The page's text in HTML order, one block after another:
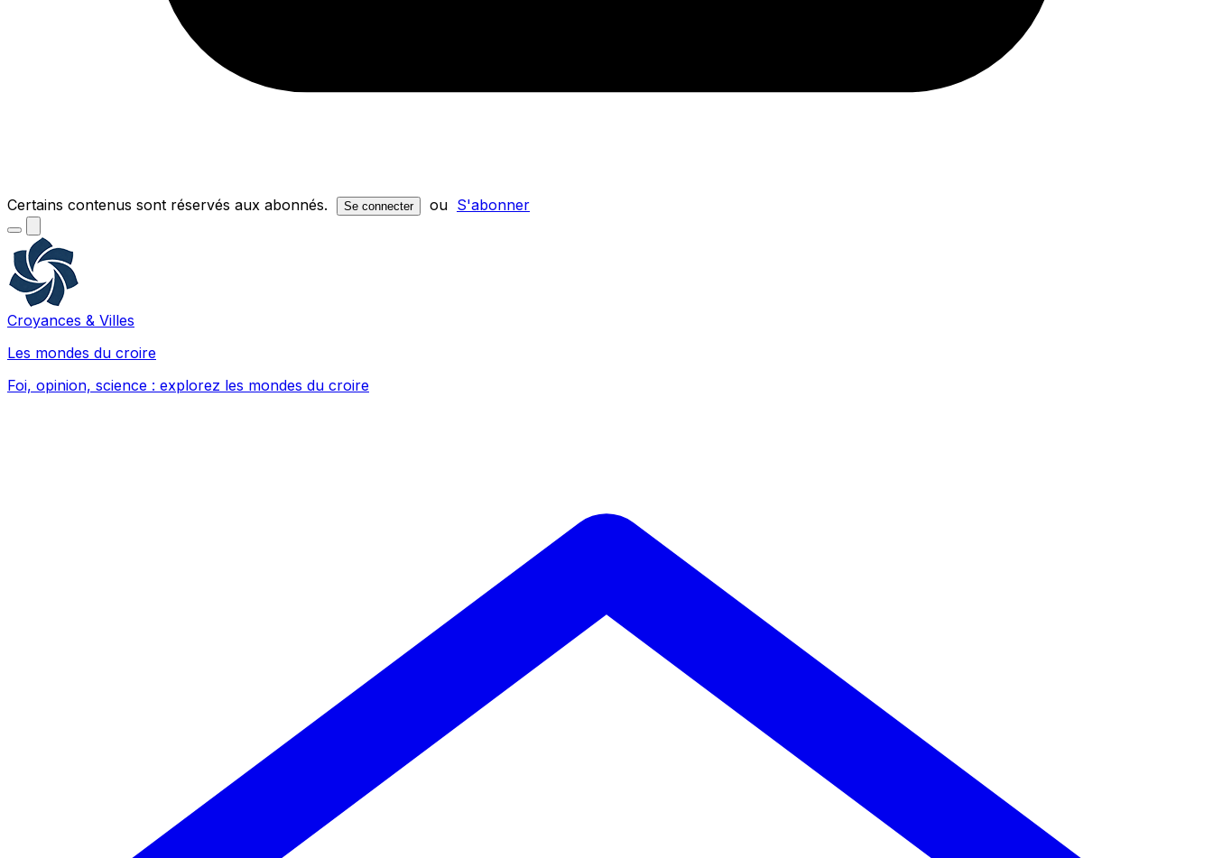
Certains contenus sont réservés aux abonnés. Se connecter ou S'abonner
Croyances & Villes
Les mondes du croire
Foi, opinion, science : explorez les mondes du croire